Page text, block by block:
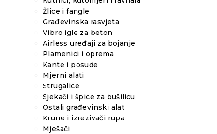
Žlice i fangle
Građevinska rasvjeta
Vibro igle za beton
Airless uređaji za bojanje
Plamenici i oprema
Kante i posude
Mjerni alati
Strugalice
Sjekači i špice za bušilicu
Ostali građevinski alat
Krune i izrezivači rupa
Mješači